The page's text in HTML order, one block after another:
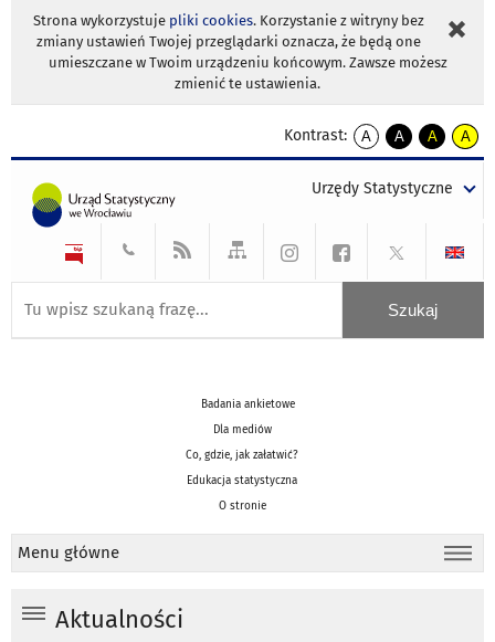
Strona wykorzystuje pliki cookies. Korzystanie z witryny bez
zmiany ustawień Twojej przeglądarki oznacza, że będą one
umieszczane w Twoim urządzeniu końcowym. Zawsze możesz
zmienić te ustawienia.
Kontrast:
A
kontrast
A
kontrast
tekst
czarnym
A
kontrast
tekst
czarnym
A
tekst
żółtym
Urzędy Statystyczne
Badania ankietowe
Dla mediów
Co, gdzie, jak załatwić?
Edukacja statystyczna
O stronie
Menu główne
Aktualności